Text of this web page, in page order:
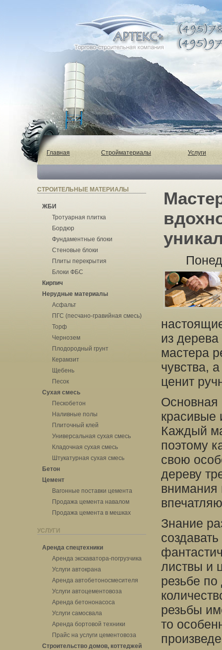
Главная Стройматериалы Услуги
СТРОИТЕЛЬНЫЕ МАТЕРИАЛЫ
ЖБИ
Тротуарная плитка
Бордюр
Фундаментные блоки
Стеновые блоки
Плиты перекрытия
Блоки ФБС
Кирпич
Нерудные материалы
Асфальт
ПГС (песчано-гравийная смесь)
Торф
Чернозем
Плодородный грунт
Керамзит
Щебень
Песок
Сухая смесь
Пескобетон
Наливные полы
Плиточный клей
Универсальная сухая смесь
Кладочная сухая смесь
Штукатурная сухая смесь
Бетон
Цемент
Вагонные поставки цемента
Продажа цемента навалом
Продажа цемента в мешках
УСЛУГИ
Аренда спецтехники
Аренда экскаватора-погрузчика
Услуги автокрана
Аренда автобетоносмесителя
Услуги автоцементовоза
Аренда бетононасоса
Услуги самосвала
Аренда бортовой техники
Прайс на услуги цементовоза
Строительство домов, коттеджей
из
мастера
чувства,
ценит
Основная
красивые
Каждый
поэтому
свою
дереву
внимания
Знание
листвы и
резьбе
резьбы
то